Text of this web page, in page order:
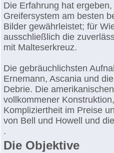
Die Erfahrung hat
Greifersystem am besten
Bilder gewährleistet; für
ausschließlich die
mit Malteserkreuz.
Die gebräuchlichsten
Ernemann, Ascania und
Debrie. Die
vollkommener
Kompliziertheit im Preise
von Bell und Howell und
.
Die Objektive